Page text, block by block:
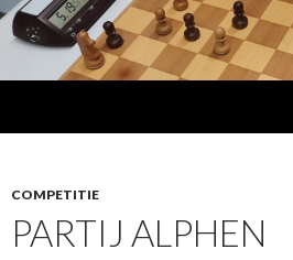
COMPETITIE
PARTIJ ALPHEN